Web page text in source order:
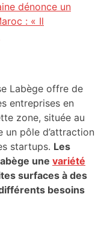
dénonce un
: « Il
Labège offre de
entreprises en
zone, située au
un pôle d’attraction
startups. Les
une variété
surfaces à des
besoins